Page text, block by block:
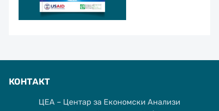
КОНТАКТ
ЦЕА – Центар за Економски Анализи